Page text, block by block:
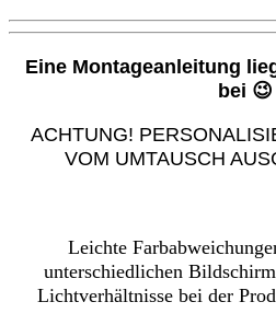
Eine Montageanleitung
bei 😉
ACHTUNG!
VOM UMTAUSCH
Leichte
unterschiedlichen
Lichtverhältnisse bei der